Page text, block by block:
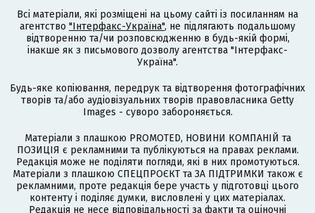
Всі матеріали, які розміщені на цьому сайті із посиланням на
агентство "Інтерфакс-Україна", не підлягають подальшому
відтворенню та/чи розповсюдженню в будь-якій формі,
інакше як з письмового дозволу агентства "Інтерфакс-
Україна".
Будь-яке копіювання, передрук та відтворення фотографічних
творів та/або аудіовізуальних творів правовласника Getty
Images - суворо забороняється.
Матеріали з плашкою PROMOTED, НОВИНИ КОМПАНІЙ та
ПОЗИЦІЯ є рекламними та публікуються на правах реклами.
Редакція може не поділяти погляди, які в них промотуються.
Матеріали з плашкою СПЕЦПРОЄКТ та ЗА ПІДТРИМКИ також є
рекламними, проте редакція бере участь у підготовці цього
контенту і поділяє думки, висловлені у цих матеріалах.
Редакція не несе відповідальності за факти та оціночні